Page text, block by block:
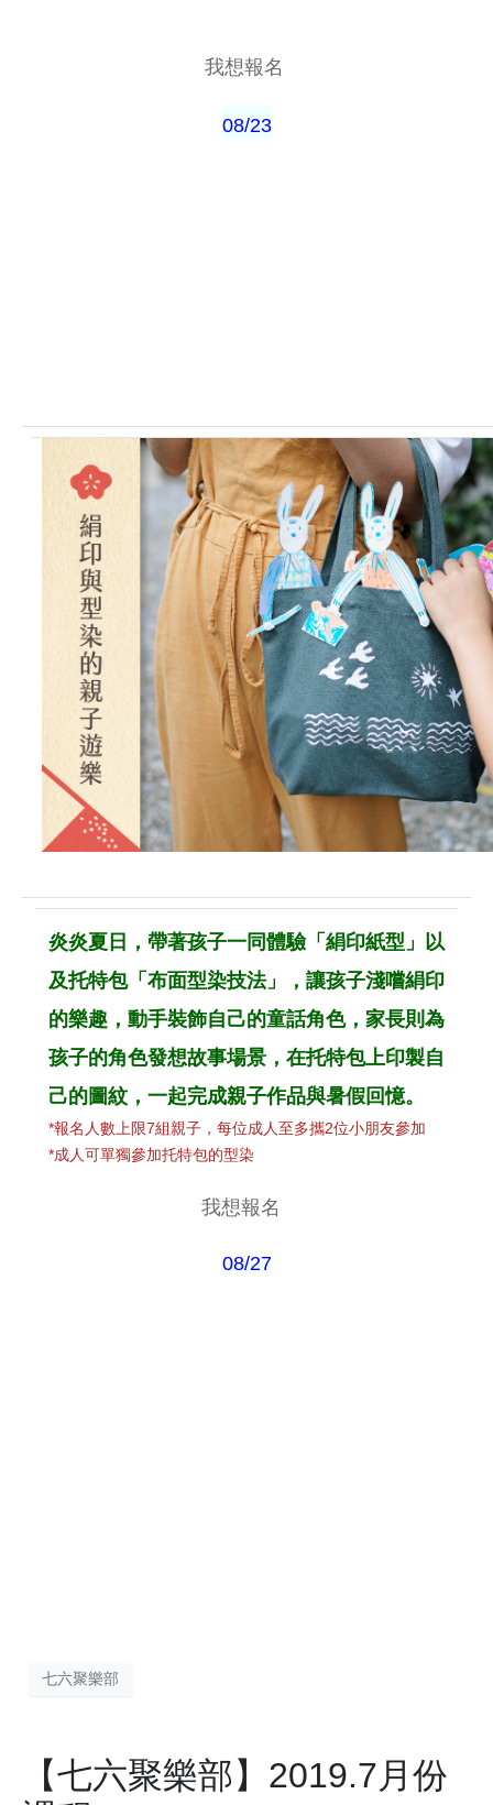
我想報名
08/23
炎炎夏日，帶著孩子一同體驗「絹印紙型」以
及托特包「布面型染技法」，讓孩子淺嚐絹印
的樂趣，動手裝飾自己的童話角色，家長則為
孩子的角色發想故事場景，在托特包上印製自
己的圖紋，一起完成親子作品與暑假回憶。
*報名人數上限7組親子，每位成人至多攜2位小朋友參加
*成人可單獨參加托特包的型染
我想報名
08/27
七六聚樂部
【七六聚樂部】2019.7月份